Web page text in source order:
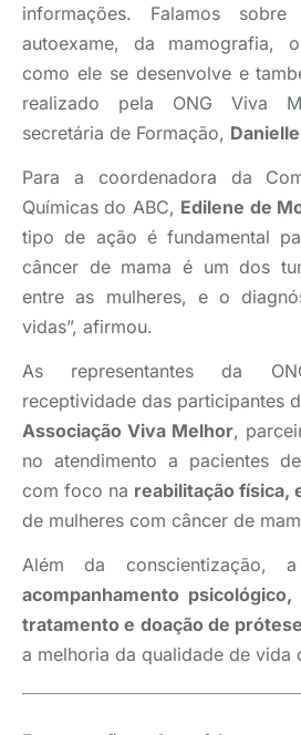
informações. Falamos
autoexame, da mamografia,
como ele se desenvolve e
realizado pela ONG Viva
secretária de Formação,
Para a coordenadora da
Químicas do ABC, Edilene de
tipo de ação é fundamental
câncer de mama é um dos
entre as mulheres, e o
vidas”, afirmou.
As representantes da
receptividade das participantes
Associação Viva Melhor,
no atendimento a pacientes
com foco na reabilitação física,
de mulheres com câncer de
Além da conscientização,
acompanhamento
tratamento e doação de
a melhoria da qualidade de vida